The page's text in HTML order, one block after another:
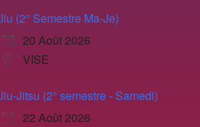
(2° Semestre Ma-Je)
20 Août 2026
VISE
Jitsu (2° semestre - Samedi)
22 Août 2026